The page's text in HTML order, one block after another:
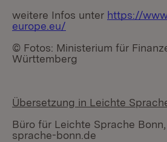
weitere Infos unter https://
europe.eu/
© Fotos: Ministerium für
Württemberg
Übersetzung in Leichte
Büro für Leichte Sprache
sprache-bonn.de